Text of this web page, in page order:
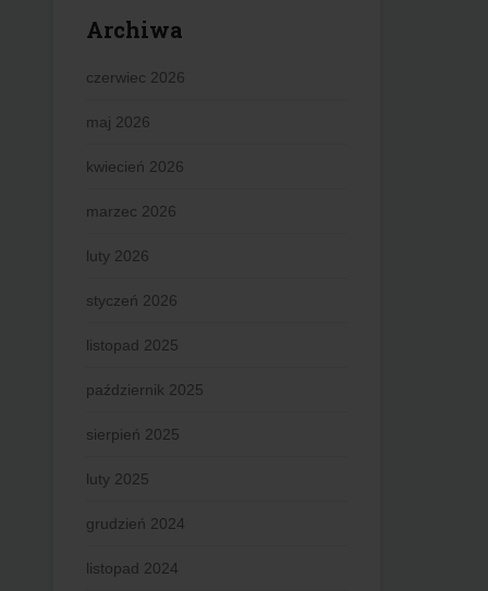
Archiwa
czerwiec 2026
maj 2026
kwiecień 2026
marzec 2026
luty 2026
styczeń 2026
listopad 2025
październik 2025
sierpień 2025
luty 2025
grudzień 2024
listopad 2024